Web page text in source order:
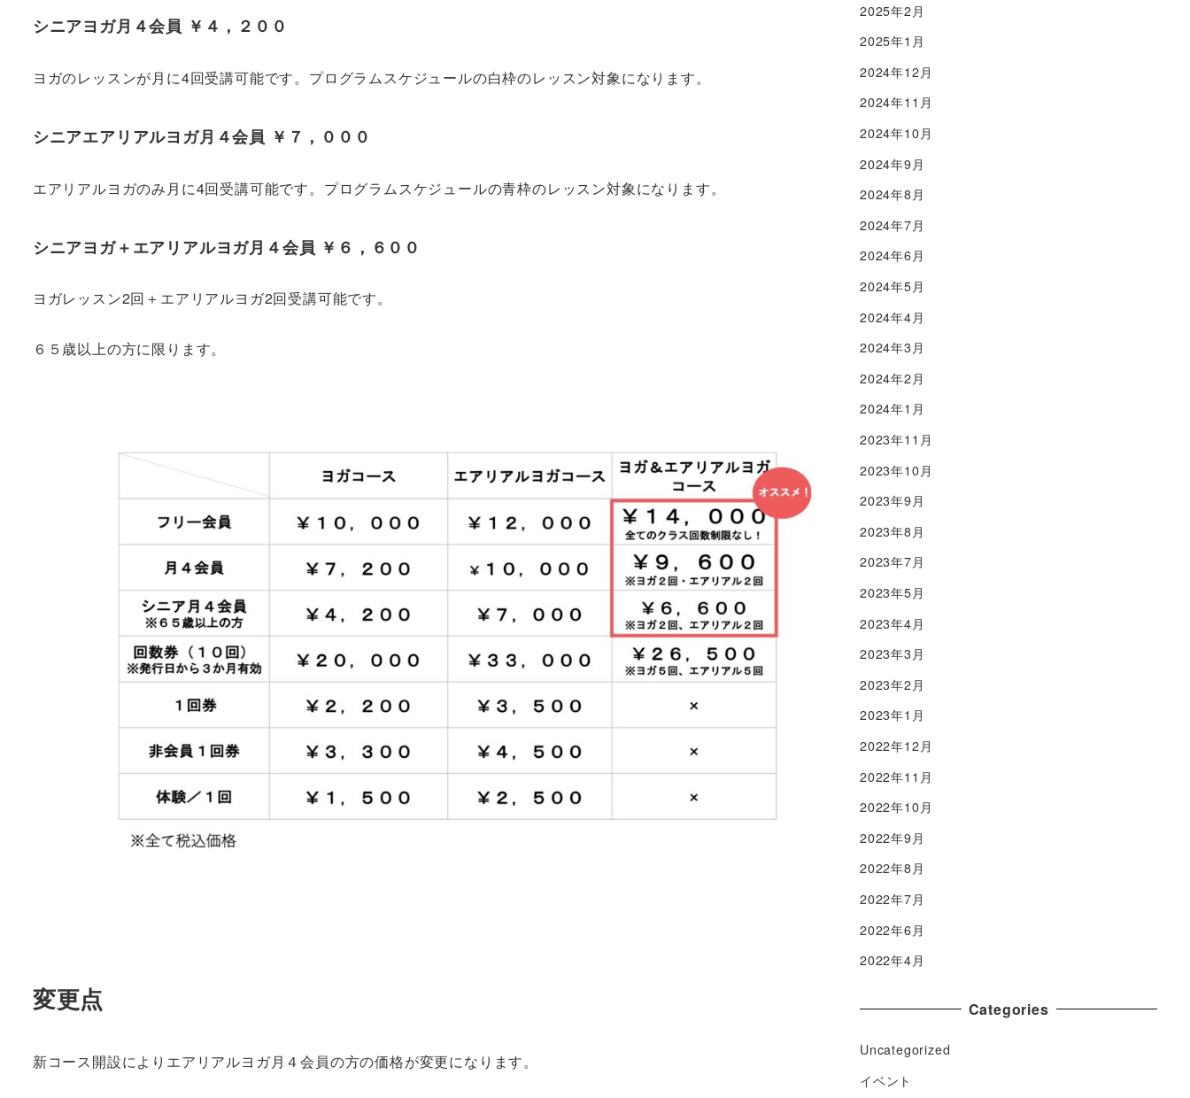
シニアヨガ月４会員 ￥４，２００
ヨガのレッスンが月に4回受講可能です。プログラムスケジュールの白枠のレッスン対象になります。
シニアエアリアルヨガ月４会員 ￥７，０００
エアリアルヨガのみ月に4回受講可能です。プログラムスケジュールの青枠のレッスン対象になります。
シニアヨガ＋エアリアルヨガ月４会員 ￥６，６００
ヨガレッスン2回＋エアリアルヨガ2回受講可能です。
６５歳以上の方に限ります。
変更点
新コース開設によりエアリアルヨガ月４会員の方の価格が変更になります。
2025年2月
2025年1月
2024年12月
2024年11月
2024年10月
2024年9月
2024年8月
2024年7月
2024年6月
2024年5月
2024年4月
2024年3月
2024年2月
2024年1月
2023年11月
2023年10月
2023年9月
2023年8月
2023年7月
2023年5月
2023年4月
2023年3月
2023年2月
2023年1月
2022年12月
2022年11月
2022年10月
2022年9月
2022年8月
2022年7月
2022年6月
2022年4月
Categories
Uncategorized
イベント